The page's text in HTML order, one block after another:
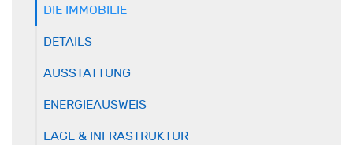
DIE IMMOBILIE
DETAILS
AUSSTATTUNG
ENERGIEAUSWEIS
LAGE & INFRASTRUKTUR